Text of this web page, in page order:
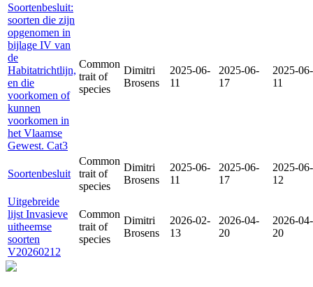
Soortenbesluit:
soorten die zijn
opgenomen in
bijlage IV van
de
Habitatrichtlijn,
en die
voorkomen of
kunnen
voorkomen in
het Vlaamse
Gewest. Cat3
Common
trait of
species
Dimitri
Brosens
2025-06-
11
2025-06-
17
2025-06-
11
Soortenbesluit
Common
trait of
species
Dimitri
Brosens
2025-06-
11
2025-06-
17
2025-06-
12
Uitgebreide
lijst Invasieve
uitheemse
soorten
V20260212
Common
trait of
species
Dimitri
Brosens
2026-02-
13
2026-04-
20
2026-04-
20